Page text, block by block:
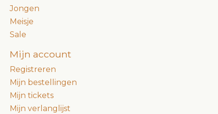
Jongen
Meisje
Sale
Mijn account
Registreren
Mijn bestellingen
Mijn tickets
Mijn verlanglijst